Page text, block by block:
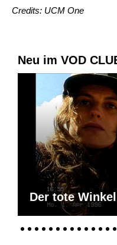
Credits: UCM One
Neu im VOD
Der tote